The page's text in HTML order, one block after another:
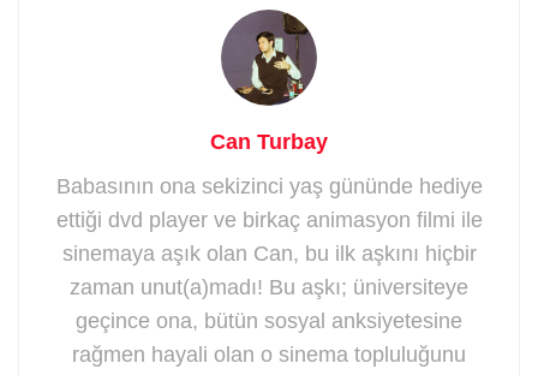
Can Turbay
Babasının ona sekizinci yaş gününde hediye
ettiği dvd player ve birkaç animasyon filmi ile
sinemaya aşık olan Can, bu ilk aşkını hiçbir
zaman unut(a)madı! Bu aşkı; üniversiteye
geçince ona, bütün sosyal anksiyetesine
rağmen hayali olan o sinema topluluğunu